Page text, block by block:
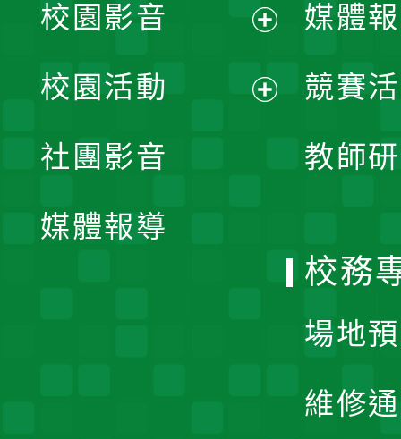
媒體
競賽
教師
校園影音
開
校園活動
社團影音
媒體報導
校務
場地
維修